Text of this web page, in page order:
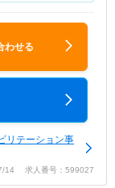
わせる
リテーション事
14 求人番号：599027